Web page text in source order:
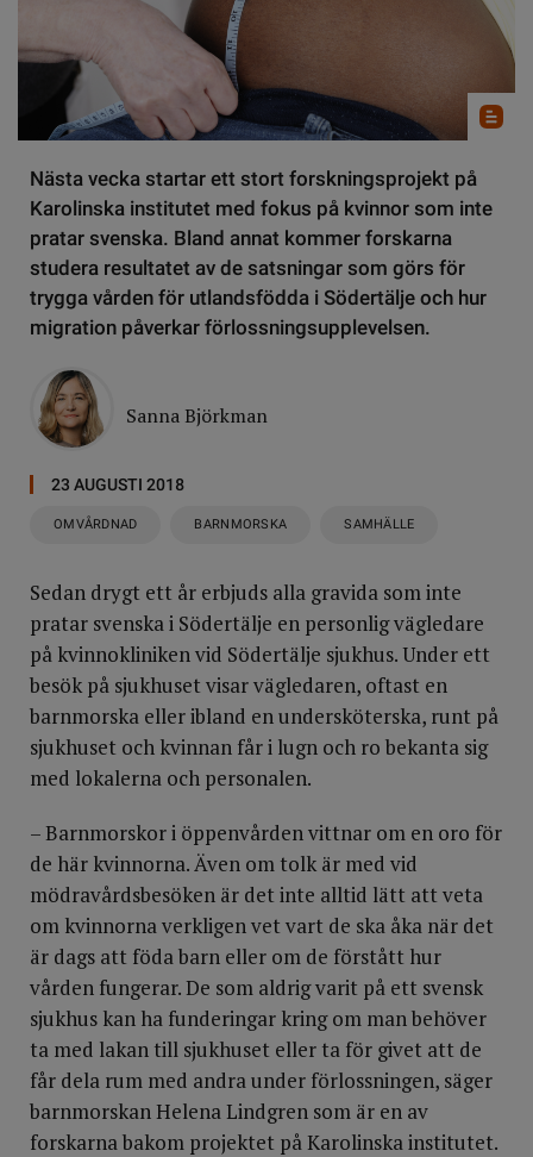
Nästa vecka startar ett stort forskningsprojekt på
Karolinska institutet med fokus på kvinnor som inte
pratar svenska. Bland annat kommer forskarna
studera resultatet av de satsningar som görs för
trygga vården för utlandsfödda i Södertälje och hur
migration påverkar förlossningsupplevelsen.
Sanna Björkman
23 AUGUSTI 2018
OMVÅRDNAD BARNMORSKA SAMHÄLLE
Sedan drygt ett år erbjuds alla gravida som inte
pratar svenska i Södertälje en personlig vägledare
på kvinnokliniken vid Södertälje sjukhus. Under ett
besök på sjukhuset visar vägledaren, oftast en
barnmorska eller ibland en undersköterska, runt på
sjukhuset och kvinnan får i lugn och ro bekanta sig
med lokalerna och personalen.
– Barnmorskor i öppenvården vittnar om en oro för
de här kvinnorna. Även om tolk är med vid
mödravårdsbesöken är det inte alltid lätt att veta
om kvinnorna verkligen vet vart de ska åka när det
är dags att föda barn eller om de förstått hur
vården fungerar. De som aldrig varit på ett svensk
sjukhus kan ha funderingar kring om man behöver
ta med lakan till sjukhuset eller ta för givet att de
får dela rum med andra under förlossningen, säger
barnmorskan Helena Lindgren som är en av
forskarna bakom projektet på Karolinska institutet.